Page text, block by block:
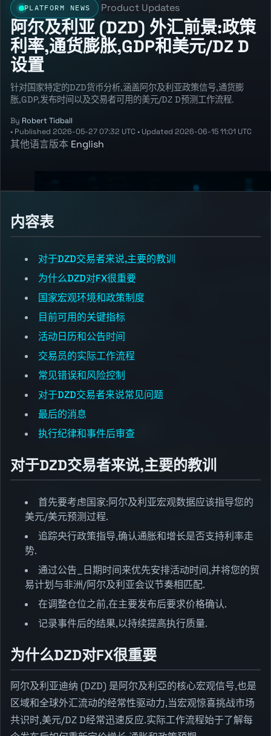
PLATFORM NEWS Product Updates
阿尔及利亚 (DZD) 外汇前景:政策
利率,通货膨胀,GDP和美元/DZ D
设置
针对国家特定的DZD货币分析,涵盖阿尔及利亚政策信号,通货膨
胀,GDP,发布时间以及交易者可用的美元/DZ D预测工作流程.
By Robert Tidball
• Published 2026-05-27 07:32 UTC • Updated 2026-06-15 11:01 UTC
其他语言版本 English
内容表
对于DZD交易者来说,主要的教训
为什么DZD对FX很重要
国家宏观环境和政策制度
目前可用的关键指标
活动日历和公告时间
交易员的实际工作流程
常见错误和风险控制
对于DZD交易者来说常见问题
最后的消息
执行纪律和事件后审查
对于DZD交易者来说,主要的教训
首先要考虑国家:阿尔及利亚宏观数据应该指导您的
美元/美元预测过程.
追踪央行政策指导,确认通胀和增长是否支持利率走
势.
通过公告_日期时间来优先安排活动时间,并将您的贸
易计划与非洲/阿尔及利亚会议节奏相匹配.
在调整仓位之前,在主要发布后要求价格确认.
记录事件后的结果,以持续提高执行质量.
为什么DZD对FX很重要
阿尔及利亚迪纳 (DZD) 是阿尔及利亞的核心宏观信号,也是
区域和全球外汇流动的经常性驱动力,当宏观惊喜挑战市场
共识时,美元/DZ D经常迅速反应.实际工作流程始于了解每